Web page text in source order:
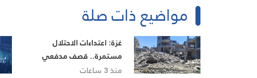
مواضيع ذات صلة
غزة: اعتداءات الاحتلال
مستمرة.. قصف مدفعي
وإطلاق نار في مناطق عدة من
منذ 3 ساعات